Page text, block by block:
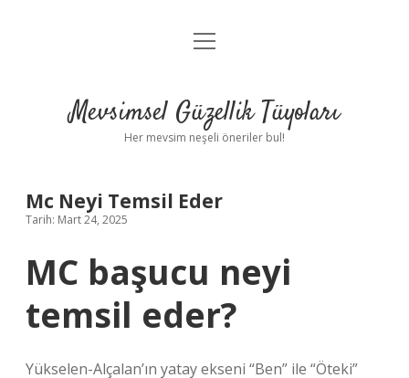
Anasayfa
Yasal Uyarı
menüyü
Mevsimsel Güzellik Tüyoları
Her mevsim neşeli öneriler bul!
Mc Neyi Temsil Eder
Tarih: Mart 24, 2025
MC başucu neyi
temsil eder?
Yükselen-Alçalan’ın yatay ekseni “Ben” ile “Öteki”